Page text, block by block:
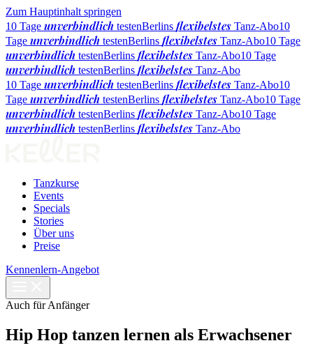
Zum Hauptinhalt springen
10 Tage unverbindlich testenBerlins flexibelstes Tanz-Abo10
Tage unverbindlich testenBerlins flexibelstes Tanz-Abo10 Tage
unverbindlich testenBerlins flexibelstes Tanz-Abo10 Tage
unverbindlich testenBerlins flexibelstes Tanz-Abo
10 Tage unverbindlich testenBerlins flexibelstes Tanz-Abo10
Tage unverbindlich testenBerlins flexibelstes Tanz-Abo10 Tage
unverbindlich testenBerlins flexibelstes Tanz-Abo10 Tage
unverbindlich testenBerlins flexibelstes Tanz-Abo
Tanzkurse
Events
Specials
Stories
Über uns
Preise
Kennenlern-Angebot
Auch für Anfänger
Hip Hop tanzen lernen als Erwachsener